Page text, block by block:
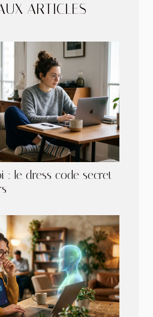
ARTICLES
: le dress code secret